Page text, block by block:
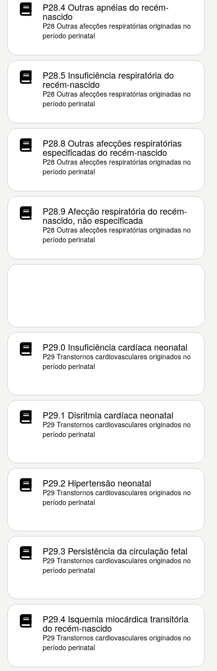
P28.4 Outras apnéias do recém-
nascido
P28 Outras afecções respiratórias originadas no
período perinatal
P28.5 Insuficiência respiratória do
recém-nascido
P28 Outras afecções respiratórias originadas no
período perinatal
P28.8 Outras afecções respiratórias
especificadas do recém-nascido
P28 Outras afecções respiratórias originadas no
período perinatal
P28.9 Afecção respiratória do recém-
nascido, não especificada
P28 Outras afecções respiratórias originadas no
período perinatal
P29.0 Insuficiência cardíaca neonatal
P29 Transtornos cardiovasculares originados no
período perinatal
P29.1 Disritmia cardíaca neonatal
P29 Transtornos cardiovasculares originados no
período perinatal
P29.2 Hipertensão neonatal
P29 Transtornos cardiovasculares originados no
período perinatal
P29.3 Persistência da circulação fetal
P29 Transtornos cardiovasculares originados no
período perinatal
P29.4 Isquemia miocárdica transitória
do recém-nascido
P29 Transtornos cardiovasculares originados no
período perinatal